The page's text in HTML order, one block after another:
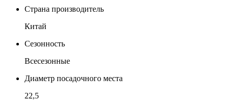
Страна производитель
Китай
Сезонность
Всесезонные
Диаметр посадочного места
22,5